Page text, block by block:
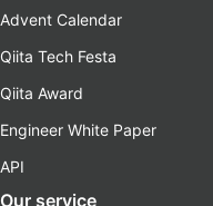
Advent Calendar
Qiita Tech Festa
Qiita Award
Engineer White Paper
API
Our service